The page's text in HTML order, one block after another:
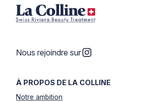
Nous rejoindre surInstagram
À PROPOS DE LA COLLINE
Notre ambition